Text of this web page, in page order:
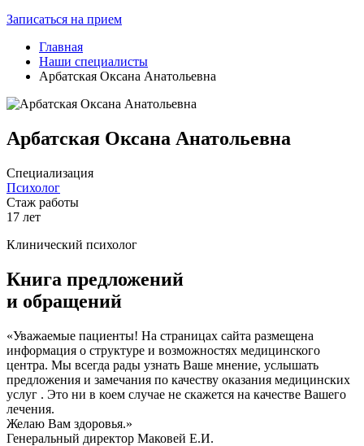
Записаться на прием
Главная
Наши специалисты
Арбатская Оксана Анатольевна
Арбатская Оксана Анатольевна
Специализация
Психолог
Стаж работы
17 лет
Клинический психолог
Книга предложений
и обращений
«Уважаемые пациенты! На страницах сайта размещена
информация о структуре и возможностях медицинского
центра. Мы всегда рады узнать Ваше мнение, услышать
предложения и замечания по качеству оказания медицинских
услуг . Это ни в коем случае не скажется на качестве Вашего
лечения.
Желаю Вам здоровья.»
Генеральный директор Маковей Е.И.